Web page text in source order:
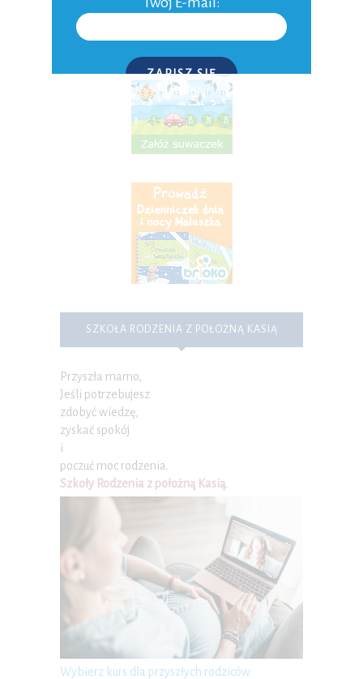
Inne
SZKOŁA RODZENIA Z POŁOŻNĄ KASIĄ
Przyszła mamo,
Jeśli potrzebujesz
zdobyć wiedzę,
zyskać spokój
i
poczuć moc rodzenia.
Szkoły Rodzenia z położną Kasią.
Wybierz kurs dla przyszłych rodziców
ZAPISZ SIĘ
P.S. W każdej chwili możesz wypisać się z kursu.